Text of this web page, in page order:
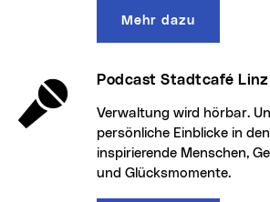
Mehr dazu
Podcast Stadtcafé Linz
Verwaltung wird hörbar. Unser Podcast liefert
persönliche Einblicke in
inspirierende Menschen,
und Glücksmomente.